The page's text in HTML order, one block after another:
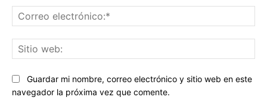
Guardar mi nombre, correo electrónico y sitio web en este
navegador la próxima vez que comente.